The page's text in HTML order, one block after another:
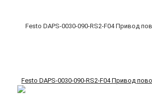
Festo DAPS-0030-090-RS2-F04 Привод